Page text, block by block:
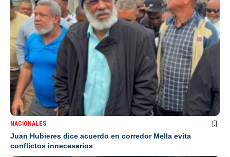
NACIONALES
Juan Hubieres dice acuerdo en corredor Mella evita
conflictos innecesarios